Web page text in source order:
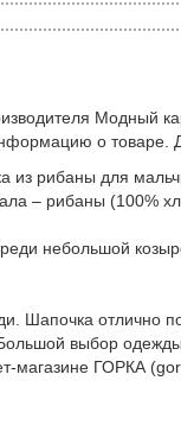
Модный
о товаре.
рибаны для
– рибаны (100%
небольшой
Шапочка отлично
Большой выбор
магазине ГОРКА